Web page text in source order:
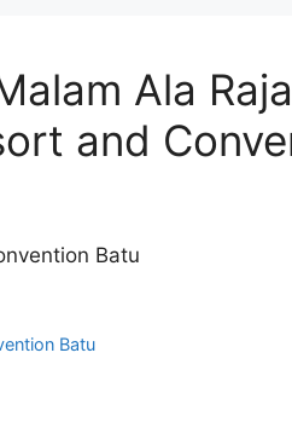
Ala
and
Batu
Batu